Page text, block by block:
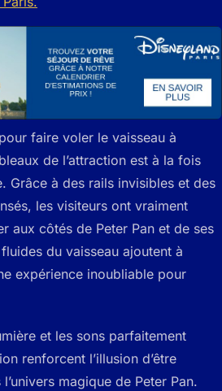
faire voler le vaisseau à
de l’attraction est à la fois
Grâce à des rails invisibles et des
les visiteurs ont vraiment
aux côtés de Peter Pan et de ses
du vaisseau ajoutent à
expérience inoubliable pour
et les sons parfaitement
renforcent l’illusion d’être
magique de Peter Pan.